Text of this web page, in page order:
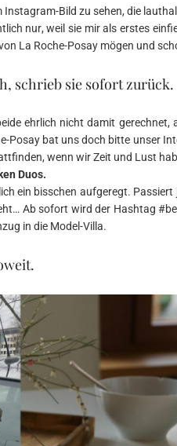
Bild zu sehen, die
nur, weil sie mir als erstes
La Roche-Posay mögen und
schrieb sie sofort zurück.
ehrlich nicht damit gerechnet,
Posay bat uns doch bitte unser
wenn wir Zeit und Lust
Duos.
ein bisschen aufgeregt.
Ab sofort wird der Hashtag
in die Model-Villa.